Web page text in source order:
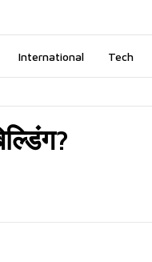
International Tech